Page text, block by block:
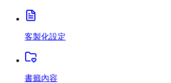
客製化設定
書籤內容